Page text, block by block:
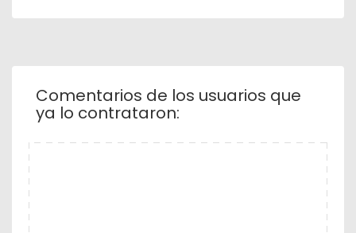
Comentarios de los usuarios que
ya lo contrataron: